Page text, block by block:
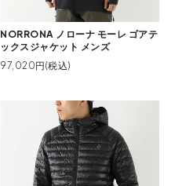
NORRONA ノローナ モーレ ゴアテ
ックスジャケット メンズ
97,020円(税込)